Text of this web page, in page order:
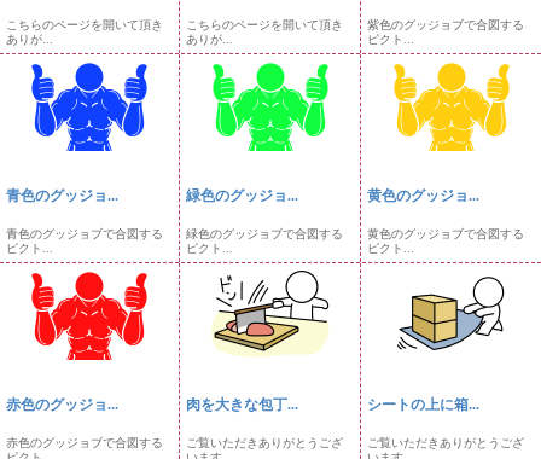
こちらのページを開いて頂き
ありが...
こちらのページを開いて頂き
ありが...
紫色のグッジョブで合図する
ピクト...
青色のグッジョ...
青色のグッジョブで合図する
ピクト...
緑色のグッジョ...
緑色のグッジョブで合図する
ピクト...
黄色のグッジョ...
黄色のグッジョブで合図する
ピクト...
赤色のグッジョ...
赤色のグッジョブで合図する
肉を大きな包丁...
ご覧いただきありがとうござ
シートの上に箱...
ご覧いただきありがとうござ